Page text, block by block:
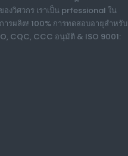
ดูแลสุขภาพ, ประสบการณ์มากกว่า
นแม่พิมพ์ฉีด 60,000 m2 โรงงาน
รงงานประกอบของตัวเอง! ห้อง
าน R & D ของวิศวกร เราเป็น
ชิ้นต่อวันกำลังการผลิต! 100%
CE, CB, ROHS, SASO, CQC,
!